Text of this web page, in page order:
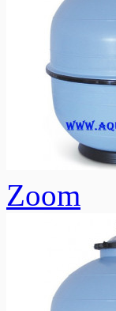
Zoom